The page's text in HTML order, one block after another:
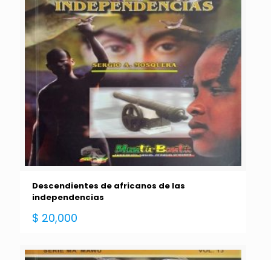
Descendientes de africanos de las
independencias
$ 20,000